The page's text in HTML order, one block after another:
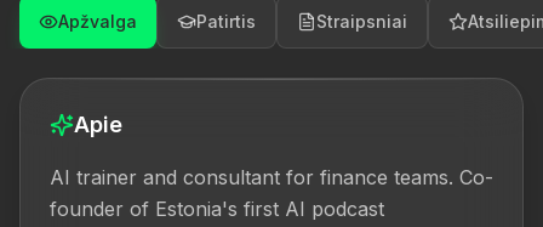
Apžvalga Patirtis Straipsniai
Apie
AI trainer and consultant for finance teams. Co-
founder of Estonia's first AI podcast